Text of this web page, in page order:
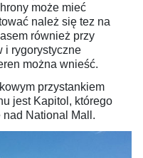
może mieć
należ się tez na
również przy
i rygorystyczne
można wnieść.
przystankiem
jest Kapitol, którego
nad National Mall.